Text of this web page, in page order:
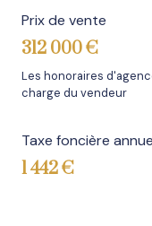
Prix de vente
312 000 €
Les honoraires
charge du vendeur
Taxe foncière
1 442 €